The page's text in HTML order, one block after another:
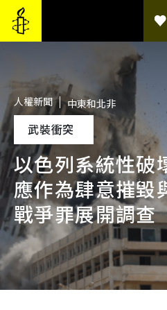
人權新聞 中東和北非
武裝衝突
以色列系統性破
應作為肆意摧毀
戰爭罪展開調查